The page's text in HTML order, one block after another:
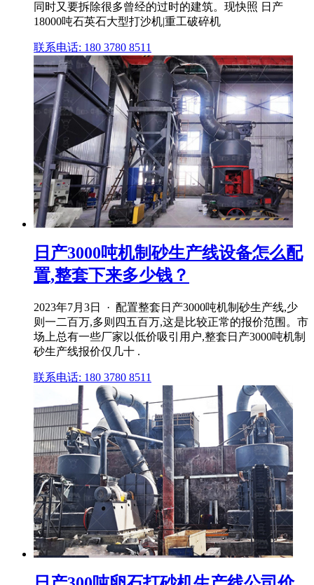
同时又要拆除很多曾经的过时的建筑。现快照 日产
18000吨石英石大型打沙机|重工破碎机
联系电话: 180 3780 8511
日产3000吨机制砂生产线设备怎么配
置,整套下来多少钱？
2023年7月3日 · 配置整套日产3000吨机制砂生产线,少
则一二百万,多则四五百万,这是比较正常的报价范围。市
场上总有一些厂家以低价吸引用户,整套日产3000吨机制
砂生产线报价仅几十 .
联系电话: 180 3780 8511